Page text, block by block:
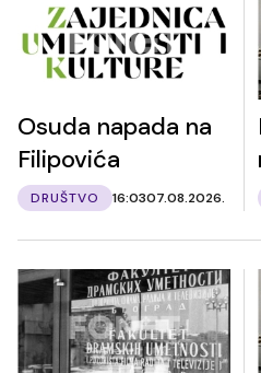
Osuda napada na
Filipovića
DRUŠTVO 16:0307.08.2026.